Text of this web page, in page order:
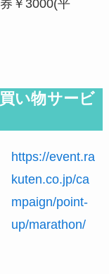
￥3000(平
い物サービ
https://event.ra
kuten.co.jp/ca
mpaign/point-
up/marathon/